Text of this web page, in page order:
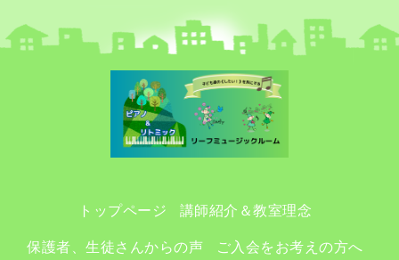
トップページ 講師紹介＆教室理念
保護者、生徒さんからの声 ご入会をお考えの方へ